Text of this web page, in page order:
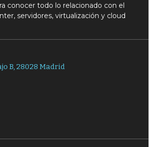
conocer todo lo relacionado con el
servidores, virtualización y cloud
B, 28028 Madrid